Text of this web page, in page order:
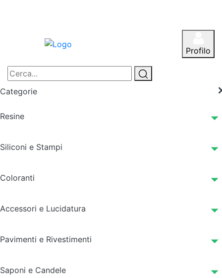
Profilo
Categorie
Resine
Siliconi e Stampi
Coloranti
Accessori e Lucidatura
Pavimenti e Rivestimenti
Saponi e Candele